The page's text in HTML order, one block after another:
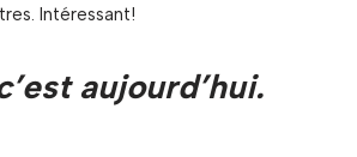
Intéressant!
aujourd’hui.